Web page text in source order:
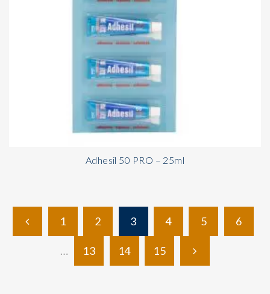
Adhesil 50 PRO – 25ml
1 2 3 4 5 6
… 13 14 15